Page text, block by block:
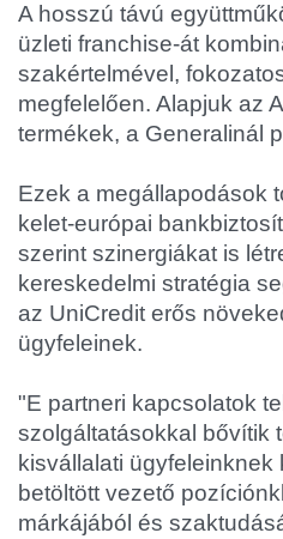
A hosszú távú
üzleti franchise-át
szakértelmével,
megfelelően. Alapjuk az
termékek, a Generalinál
Ezek a megállapodások
kelet-európai
szerint szinergiákat is
kereskedelmi stratégia
az UniCredit erős
ügyfeleinek.
"E partneri kapcsolatok
szolgáltatásokkal bővítik
kisvállalati
betöltött vezető
márkájából és